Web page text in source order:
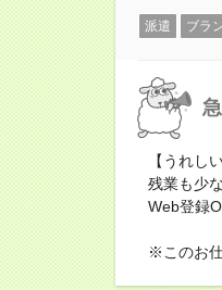
派遣 ブラ
【うれし
残業も少
Web登録
※このお